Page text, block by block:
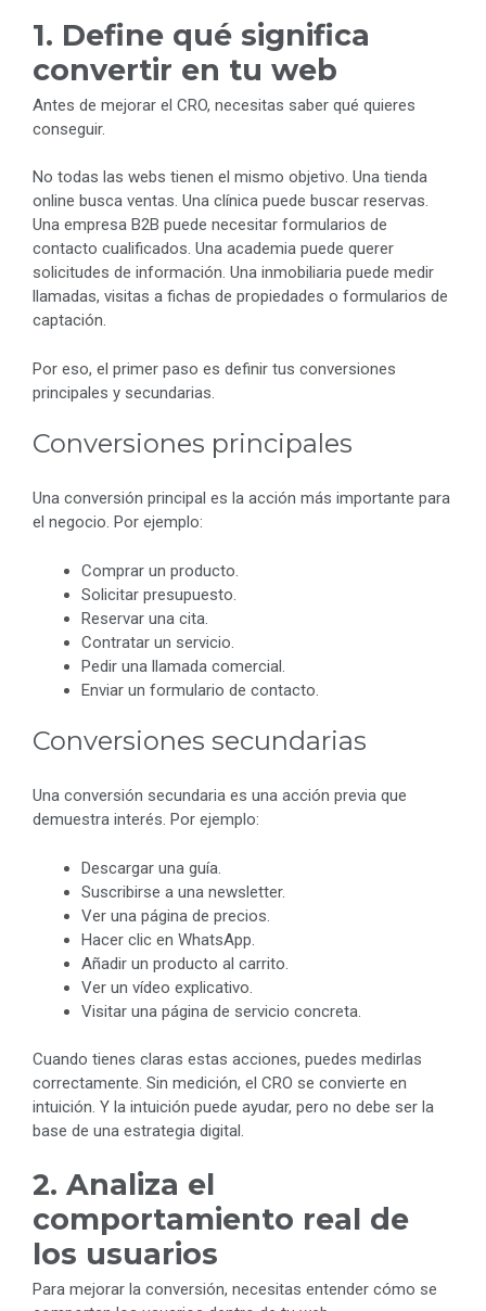
1. Define qué significa
convertir en tu web
Antes de mejorar el CRO, necesitas saber qué quieres
conseguir.
No todas las webs tienen el mismo objetivo. Una tienda
online busca ventas. Una clínica puede buscar reservas.
Una empresa B2B puede necesitar formularios de
contacto cualificados. Una academia puede querer
solicitudes de información. Una inmobiliaria puede medir
llamadas, visitas a fichas de propiedades o formularios de
captación.
Por eso, el primer paso es definir tus conversiones
principales y secundarias.
Conversiones principales
Una conversión principal es la acción más importante para
el negocio. Por ejemplo:
Comprar un producto.
Solicitar presupuesto.
Reservar una cita.
Contratar un servicio.
Pedir una llamada comercial.
Enviar un formulario de contacto.
Conversiones secundarias
Una conversión secundaria es una acción previa que
demuestra interés. Por ejemplo:
Descargar una guía.
Suscribirse a una newsletter.
Ver una página de precios.
Hacer clic en WhatsApp.
Añadir un producto al carrito.
Ver un vídeo explicativo.
Visitar una página de servicio concreta.
Cuando tienes claras estas acciones, puedes medirlas
correctamente. Sin medición, el CRO se convierte en
intuición. Y la intuición puede ayudar, pero no debe ser la
base de una estrategia digital.
2. Analiza el
comportamiento real de
los usuarios
Para mejorar la conversión, necesitas entender cómo se